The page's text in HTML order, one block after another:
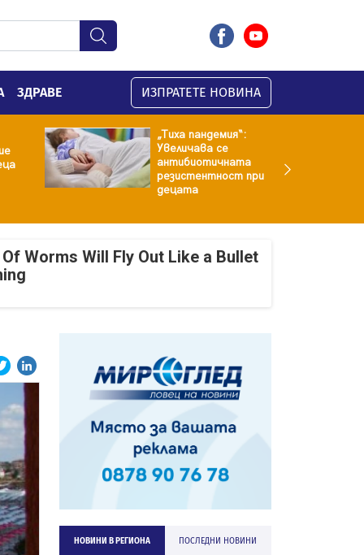
ЗДРАВЕ ИЗПРАТЕТЕ НОВИНА
„Тиха пандемия“:
Увеличава се
антибиотичната
резистентност при
децата
Worms Will Fly Out Like a Bullet
НОВИНИ В РЕГИОНА ПОСЛЕДНИ НОВИНИ